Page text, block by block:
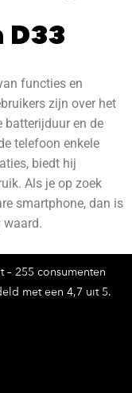
D33
functies en
zijn over het
batterijduur en de
telefoon enkele
biedt hij
Als je op zoek
smartphone, dan is
waard.
255 consumenten
met een 4,7 uit 5.